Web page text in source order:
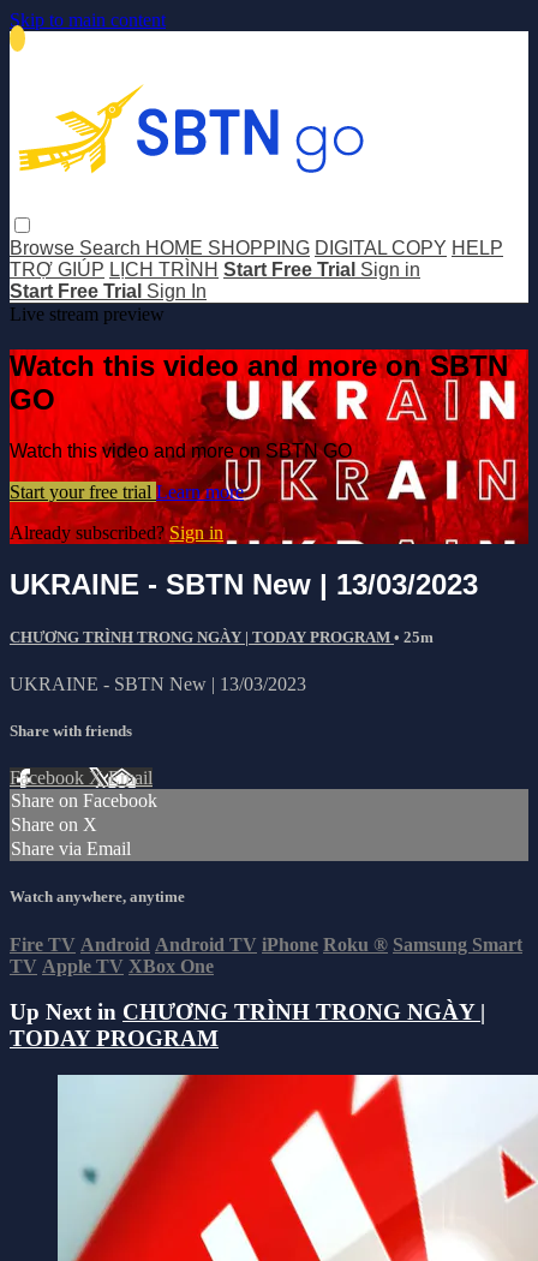
Skip to main content
Browse Search HOME SHOPPING DIGITAL COPY HELP
TRỢ GIÚP LỊCH TRÌNH Start Free Trial Sign in
Start Free Trial Sign In
Live stream preview
Watch this video and more on SBTN
GO
Watch this video and more on SBTN GO
Start your free trial Learn more
Already subscribed? Sign in
UKRAINE - SBTN New | 13/03/2023
CHƯƠNG TRÌNH TRONG NGÀY | TODAY PROGRAM • 25m
UKRAINE - SBTN New | 13/03/2023
Share with friends
Facebook XEmail
Share on Facebook
Share on X
Share via Email
Watch anywhere, anytime
Fire TV Android Android TV iPhone Roku ® Samsung Smart
TV Apple TV XBox One
Up Next in CHƯƠNG TRÌNH TRONG NGÀY |
TODAY PROGRAM